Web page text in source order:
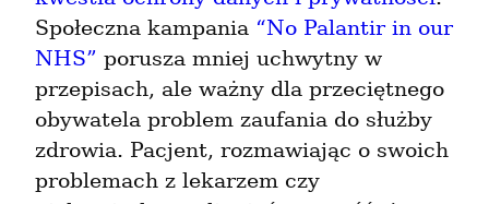
Społeczna kampania “No Palantir in our
NHS” porusza mniej uchwytny w
przepisach, ale ważny dla przeciętnego
obywatela problem zaufania do służby
zdrowia. Pacjent, rozmawiając o swoich
problemach z lekarzem czy